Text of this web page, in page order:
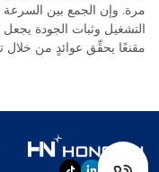
مرة. وإن الجمع بين السرعة
التشغيل وثبات الجودة يجعل
مقنعًا يحقِّق عوائدٍ من خلال